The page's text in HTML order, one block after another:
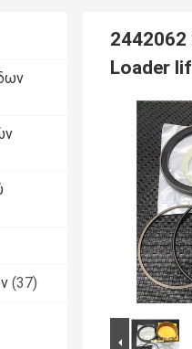
(37)
2442062
Loader